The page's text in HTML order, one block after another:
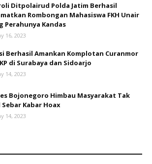
Ditpolairud Polda Jatim Berhasil
Rombongan Mahasiswa FKH Unair
Perahunya Kandas
16, 2023
Berhasil Amankan Komplotan Curanmor
di Surabaya dan Sidoarjo
14, 2023
Bojonegoro Himbau Masyarakat Tak
Sebar Kabar Hoax
14, 2023